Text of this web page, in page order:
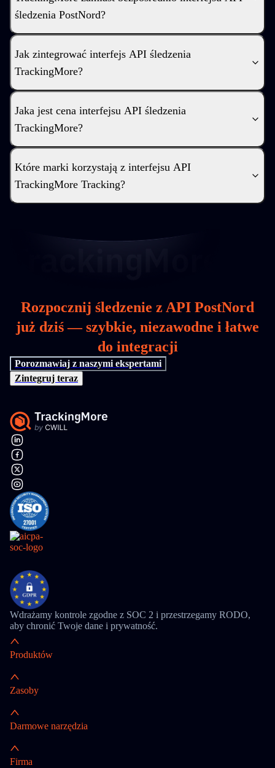
śledzenia PostNord?
Jak zintegrować interfejs API śledzenia
TrackingMore?
Jaka jest cena interfejsu API śledzenia
TrackingMore?
Które marki korzystają z interfejsu API
TrackingMore Tracking?
Rozpocznij śledzenie z API PostNord
już dziś — szybkie, niezawodne i łatwe
do integracji
Porozmawiaj z naszymi ekspertami
Zintegruj teraz
Wdrażamy kontrole zgodne z SOC 2 i przestrzegamy RODO,
aby chronić Twoje dane i prywatność.
Produktów
Zasoby
Darmowe narzędzia
Firma